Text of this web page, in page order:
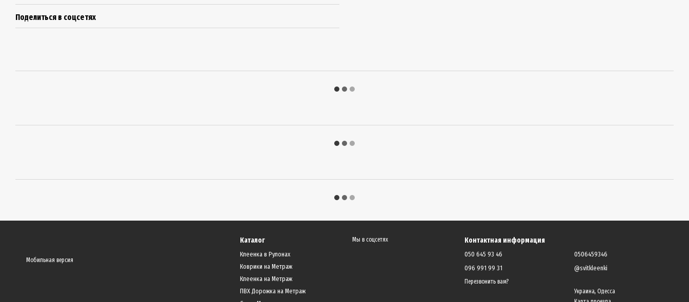
Поделиться в соцсетях
Мобильная версия
Каталог
Клеенка в Рулонах
Коврики на Метраж
Клеенка на Метраж
ПВХ Дорожка на Метраж
Мы в соцсетях Контактная информация
050 645 93 46
096 991 99 31
Перезвонить вам?
0506459346
@svitkleenki
Украина, Одесса